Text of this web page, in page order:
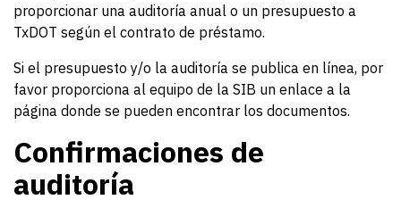
proporcionar una auditoría anual o un presupuesto a
TxDOT según el contrato de préstamo.
Si el presupuesto y/o la auditoría se publica en línea, por
favor proporciona al equipo de la SIB un enlace a la
página donde se pueden encontrar los documentos.
Confirmaciones de
auditoría